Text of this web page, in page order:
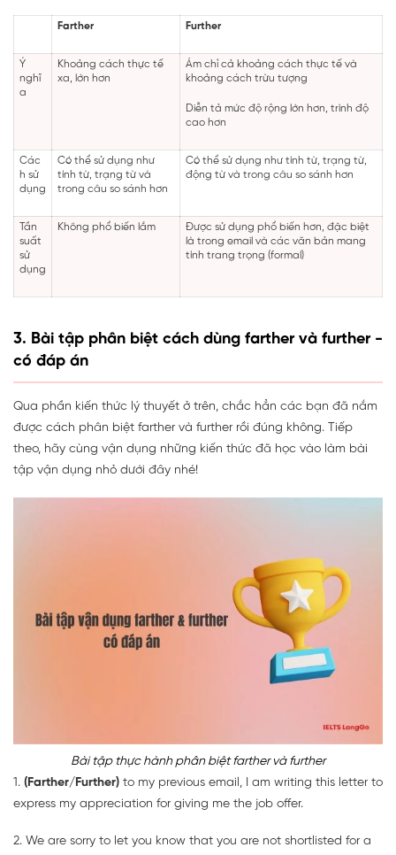
Farther Further
Ý
nghĩ
a
Khoảng cách thực tế
xa, lớn hơn
Ám chỉ cả khoảng cách thực tế và
khoảng cách trừu tượng
Diễn tả mức độ rộng lớn hơn, trình độ
cao hơn
Các
h sử
dụng
Có thể sử dụng như
tính từ, trạng từ và
trong câu so sánh hơn
Có thể sử dụng như tính từ, trạng từ,
động từ và trong câu so sánh hơn
Tần
suất
sử
dụng
Không phổ biến lắm
Được sử dụng phổ biến hơn, đặc biệt
là trong email và các văn bản mang
tính trang trọng (formal)
3. Bài tập phân biệt cách dùng farther và further -
có đáp án
Qua phần kiến thức lý thuyết ở trên, chắc hẳn các bạn đã nắm
được cách phân biệt farther và further rồi đúng không. Tiếp
theo, hãy cùng vận dụng những kiến thức đã học vào làm bài
tập vận dụng nhỏ dưới đây nhé!
Bài tập thực hành phân biệt farther và further
1. (Farther/Further) to my previous email, I am writing this letter to
express my appreciation for giving me the job offer.
2. We are sorry to let you know that you are not shortlisted for a